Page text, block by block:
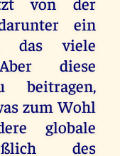
ein
das viele
diese
beitragen,
zum Wohl
globale
des